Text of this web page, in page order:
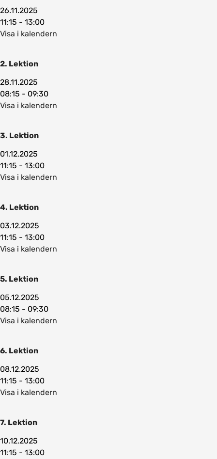
26.11.2025
11:15 - 13:00
Visa i kalendern
2. Lektion
28.11.2025
08:15 - 09:30
Visa i kalendern
3. Lektion
01.12.2025
11:15 - 13:00
Visa i kalendern
4. Lektion
03.12.2025
11:15 - 13:00
Visa i kalendern
5. Lektion
05.12.2025
08:15 - 09:30
Visa i kalendern
6. Lektion
08.12.2025
11:15 - 13:00
Visa i kalendern
7. Lektion
10.12.2025
11:15 - 13:00